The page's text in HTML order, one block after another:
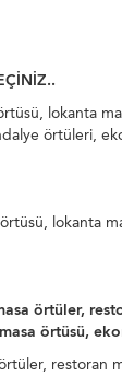
lokanta
örtüleri,
lokanta
örtüler,
örtüsü,